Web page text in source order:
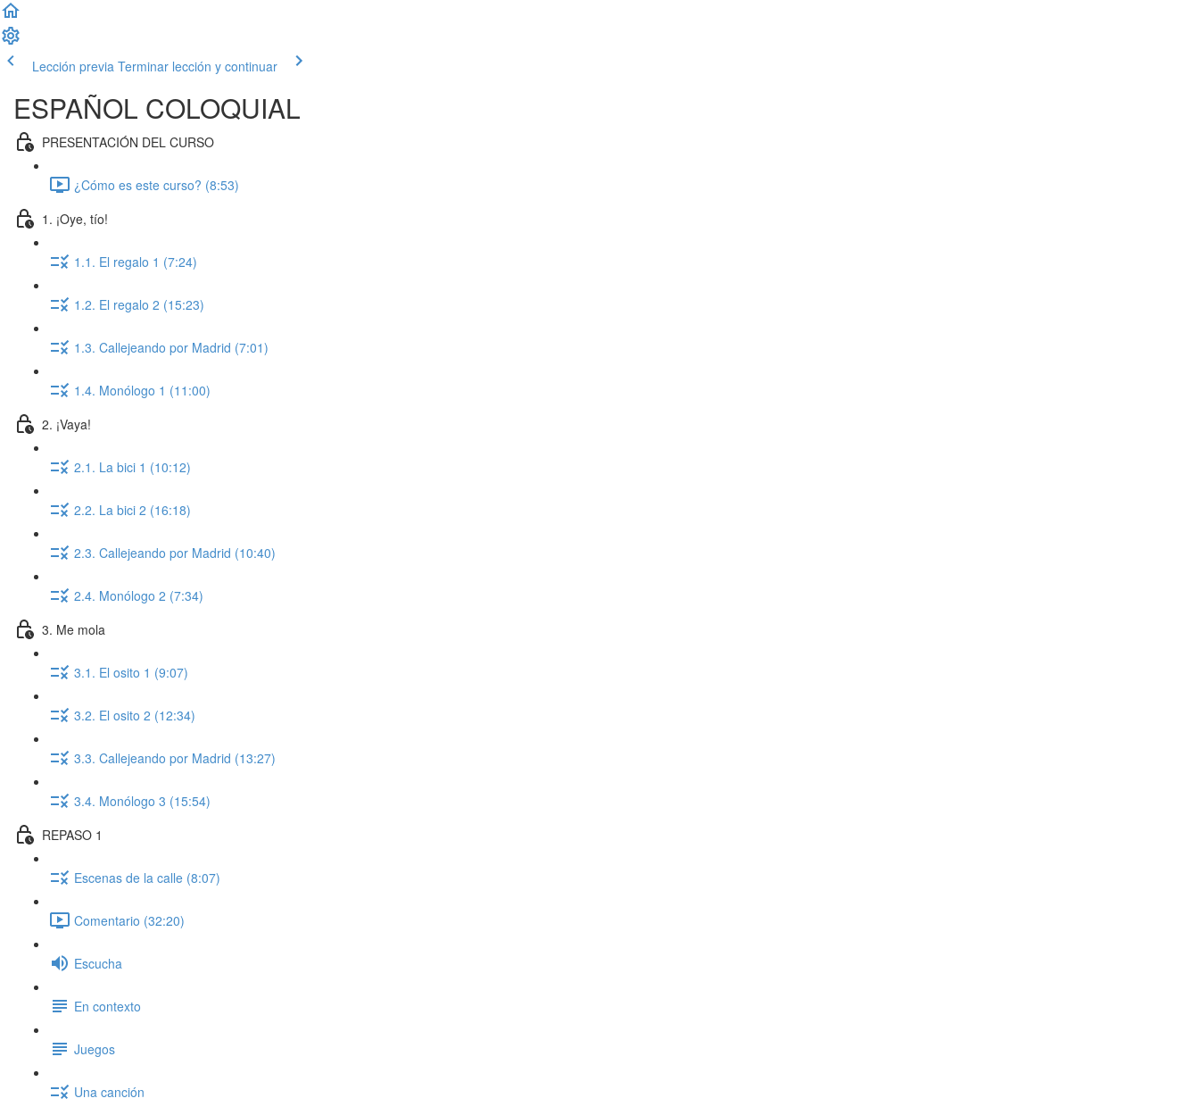
Lección previa Terminar lección y continuar
ESPAÑOL COLOQUIAL
PRESENTACIÓN DEL CURSO
¿Cómo es este curso? (8:53)
1. ¡Oye, tío!
1.1. El regalo 1 (7:24)
1.2. El regalo 2 (15:23)
1.3. Callejeando por Madrid (7:01)
1.4. Monólogo 1 (11:00)
2. ¡Vaya!
2.1. La bici 1 (10:12)
2.2. La bici 2 (16:18)
2.3. Callejeando por Madrid (10:40)
2.4. Monólogo 2 (7:34)
3. Me mola
3.1. El osito 1 (9:07)
3.2. El osito 2 (12:34)
3.3. Callejeando por Madrid (13:27)
3.4. Monólogo 3 (15:54)
REPASO 1
Escenas de la calle (8:07)
Comentario (32:20)
Escucha
En contexto
Juegos
Una canción